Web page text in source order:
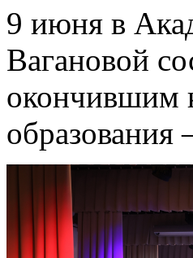
9 июня в
Вагановой
окончившим
образования